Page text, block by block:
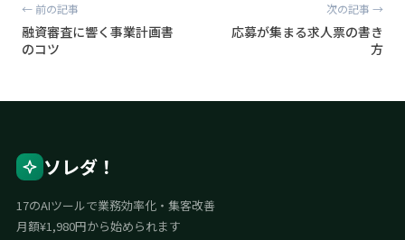
← 前の記事
融資審査に響く事業計画書
のコツ
次の記事 →
応募が集まる求人票の書き
方
ソレダ！
17のAIツールで業務効率化・集客改善
月額¥1,980円から始められます